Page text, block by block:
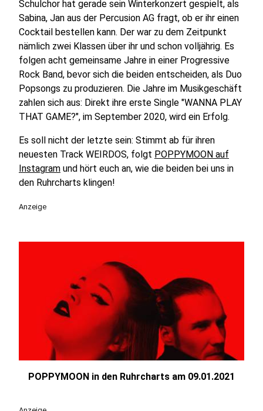
Schulchor hat gerade sein Winterkonzert gespielt, als
Sabina, Jan aus der Percusion AG fragt, ob er ihr einen
Cocktail bestellen kann. Der war zu dem Zeitpunkt
nämlich zwei Klassen über ihr und schon volljährig. Es
folgen acht gemeinsame Jahre in einer Progressive
Rock Band, bevor sich die beiden entscheiden, als Duo
Popsongs zu produzieren. Die Jahre im Musikgeschäft
zahlen sich aus: Direkt ihre erste Single "WANNA PLAY
THAT GAME?", im September 2020, wird ein Erfolg.
Es soll nicht der letzte sein: Stimmt ab für ihren
neuesten Track WEIRDOS, folgt POPPYMOON auf
Instagram und hört euch an, wie die beiden bei uns in
den Ruhrcharts klingen!
Anzeige
POPPYMOON in den Ruhrcharts am 09.01.2021